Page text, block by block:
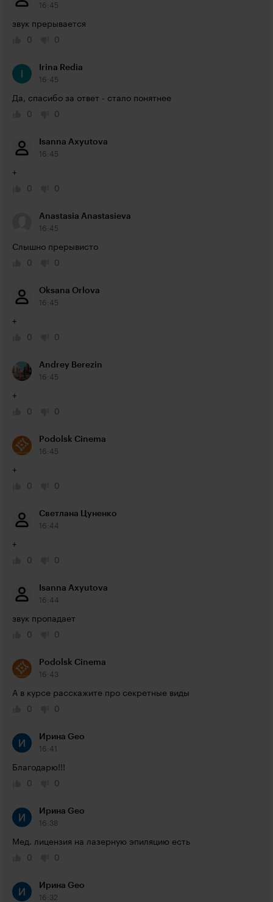
16:45
звук прерывается
0
0
Irina Redia
16:45
Да, спасибо за ответ - стало понятнее
0
0
Isanna Axyutova
16:45
+
0
0
Anastasia Anastasieva
16:45
Слышно прерывисто
0
0
Oksana Orlova
16:45
+
0
0
Andrey Berezin
16:45
+
0
0
Podolsk Cinema
16:45
+
0
0
Светлана Цуненко
16:44
+
0
0
Isanna Axyutova
16:44
звук пропадает
0
0
Podolsk Cinema
16:43
А в курсе расскажите про секретные виды
0
0
Ирина Geo
16:41
Благодарю!!!
0
0
Ирина Geo
16:38
Мед. лицензия на лазерную эпиляцию есть
0
0
Ирина Geo
16:32